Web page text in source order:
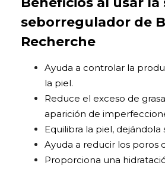
seborregulador de
Recherche
Ayuda a controlar la
la piel.
Reduce el exceso de
aparición de
Equilibra la piel, dejándola
Ayuda a reducir los poros
Proporciona una